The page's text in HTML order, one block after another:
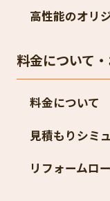
高性能のオリ
料金について
料金について
見積もりシミ
リフォームロ